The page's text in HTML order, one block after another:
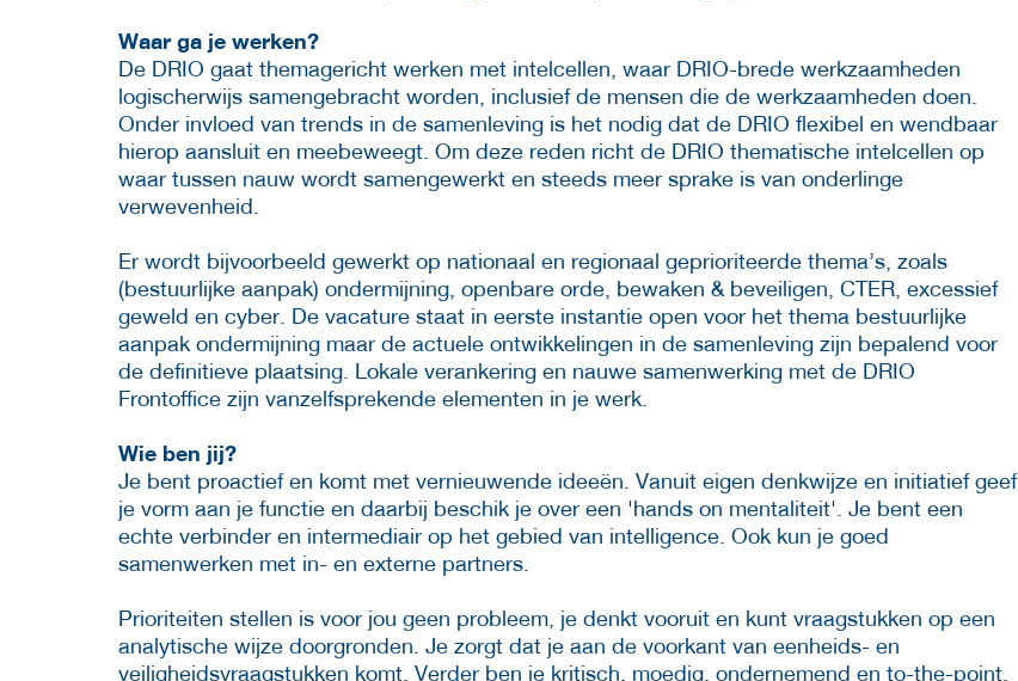
Waar ga je werken?
De DRIO gaat themagericht werken met intelcellen, waar DRIO-brede werkzaamheden
logischerwijs samengebracht worden, inclusief de mensen die de werkzaamheden doen.
Onder invloed van trends in de samenleving is het nodig dat de DRIO flexibel en wendbaar
hierop aansluit en meebeweegt. Om deze reden richt de DRIO thematische intelcellen op
waar tussen nauw wordt samengewerkt en steeds meer sprake is van onderlinge
verwevenheid.
Er wordt bijvoorbeeld gewerkt op nationaal en regionaal geprioriteerde thema’s, zoals
(bestuurlijke aanpak) ondermijning, openbare orde, bewaken & beveiligen, CTER, excessief
geweld en cyber. De vacature staat in eerste instantie open voor het thema bestuurlijke
aanpak ondermijning maar de actuele ontwikkelingen in de samenleving zijn bepalend voor
de definitieve plaatsing. Lokale verankering en nauwe samenwerking met de DRIO
Frontoffice zijn vanzelfsprekende elementen in je werk.
Wie ben jij?
Je bent proactief en komt met vernieuwende ideeën. Vanuit eigen denkwijze en initiatief geef
je vorm aan je functie en daarbij beschik je over een 'hands on mentaliteit'. Je bent een
echte verbinder en intermediair op het gebied van intelligence. Ook kun je goed
samenwerken met in- en externe partners.
Prioriteiten stellen is voor jou geen probleem, je denkt vooruit en kunt vraagstukken op een
analytische wijze doorgronden. Je zorgt dat je aan de voorkant van eenheids- en
veiligheidsvraagstukken komt. Verder ben je kritisch, moedig, ondernemend en to-the-point.